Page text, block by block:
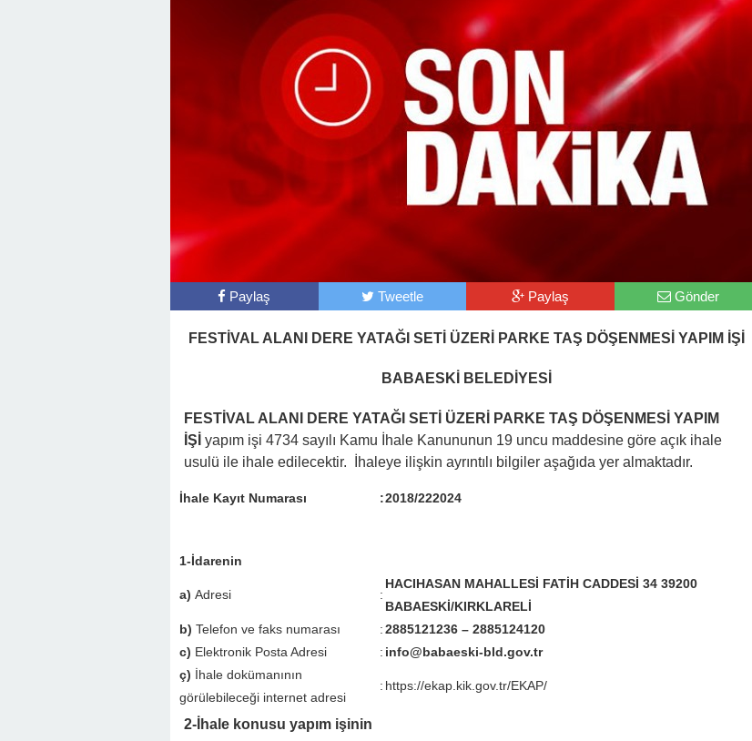
Paylaş Tweetle Paylaş Gönder
FESTİVAL ALANI DERE YATAĞI SETİ ÜZERİ PARKE TAŞ DÖŞENMESİ YAPIM İŞİ
BABAESKİ BELEDİYESİ
FESTİVAL ALANI DERE YATAĞI SETİ ÜZERİ PARKE TAŞ DÖŞENMESİ YAPIM
İŞİ yapım işi 4734 sayılı Kamu İhale Kanununun 19 uncu maddesine göre açık ihale
usulü ile ihale edilecektir. İhaleye ilişkin ayrıntılı bilgiler aşağıda yer almaktadır.
İhale Kayıt Numarası :2018/222024
1-İdarenin
a) Adresi :
HACIHASAN MAHALLESİ FATİH CADDESİ 34 39200
BABAESKİ/KIRKLARELİ
b) Telefon ve faks numarası :2885121236 – 2885124120
c) Elektronik Posta Adresi : info@babaeski-bld.gov.tr
ç) İhale dokümanının
görülebileceği internet adresi
: https://ekap.kik.gov.tr/EKAP/
2-İhale konusu yapım işinin